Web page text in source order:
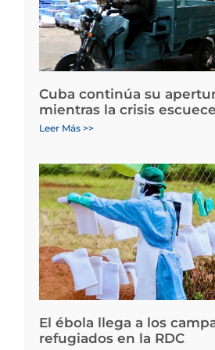
Cuba continúa su
mientras la crisis
Leer Más >>
El ébola llega a los
refugiados en la RDC